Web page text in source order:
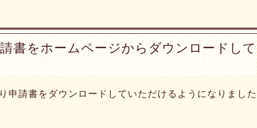
書をホームページからダウンロードし
申請書をダウンロードしていただけるようになりまし